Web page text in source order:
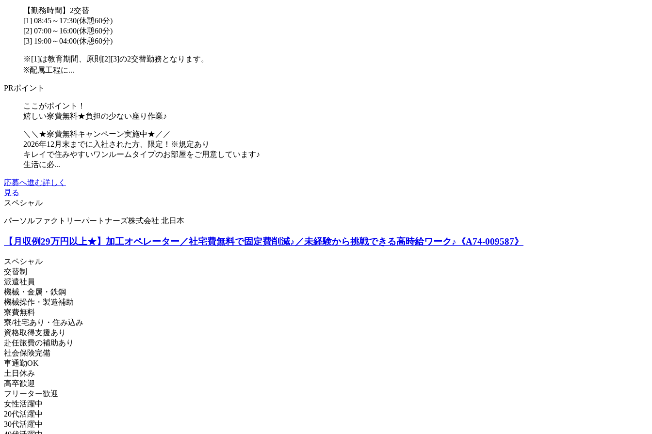
【勤務時間】2交替
[1] 08:45～17:30(休憩60分)
[2] 07:00～16:00(休憩60分)
[3] 19:00～04:00(休憩60分)
※[1]は教育期間、原則[2][3]の2交替勤務となります。
※配属工程に...
PRポイント
ここがポイント！
嬉しい寮費無料★負担の少ない座り作業♪
＼＼★寮費無料キャンペーン実施中★／／
2026年12月末までに入社された方、限定！※規定あり
キレイで住みやすいワンルームタイプのお部屋をご用意しています♪
生活に必...
応募へ進む詳しく
見る
スペシャル
パーソルファクトリーパートナーズ株式会社 北日本
【月収例29万円以上★】加工オペレーター／社宅費無料で固定費削減♪／未経験から挑戦できる高時給ワーク♪《A74-009587》
スペシャル
交替制
派遣社員
機械・金属・鉄鋼
機械操作・製造補助
寮費無料
寮/社宅あり・住み込み
資格取得支援あり
赴任旅費の補助あり
社会保険完備
車通勤OK
土日休み
高卒歓迎
フリーター歓迎
女性活躍中
20代活躍中
30代活躍中